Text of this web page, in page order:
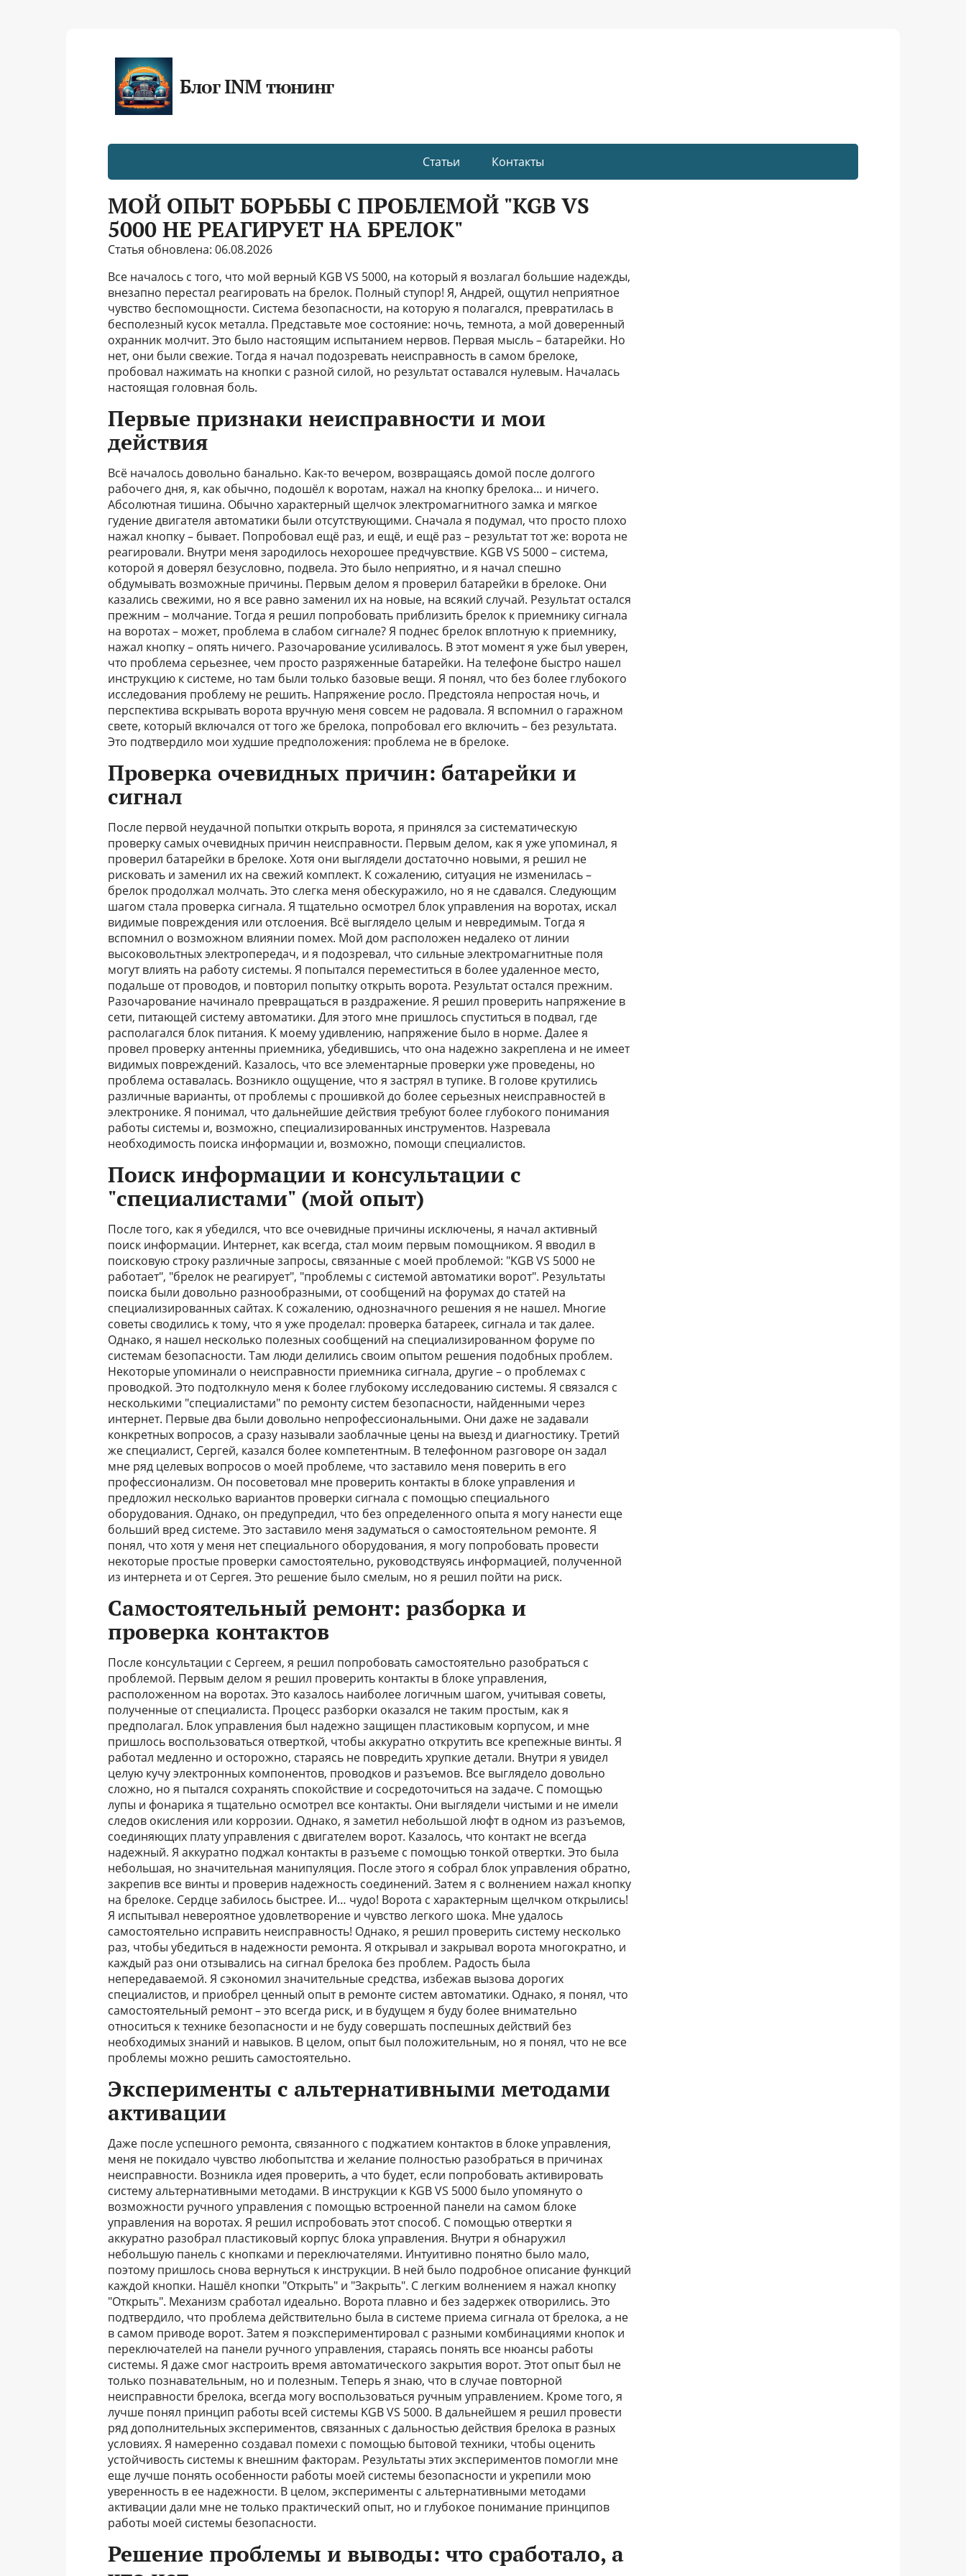
Блог INM тюнинг
Статьи Контакты
МОЙ ОПЫТ БОРЬБЫ С ПРОБЛЕМОЙ "KGB VS
5000 НЕ РЕАГИРУЕТ НА БРЕЛОК"
Статья обновлена: 06.08.2026
Все началось с того, что мой верный KGB VS 5000, на который я возлагал большие надежды,
внезапно перестал реагировать на брелок. Полный ступор! Я, Андрей, ощутил неприятное
чувство беспомощности. Система безопасности, на которую я полагался, превратилась в
бесполезный кусок металла. Представьте мое состояние: ночь, темнота, а мой доверенный
охранник молчит. Это было настоящим испытанием нервов. Первая мысль – батарейки. Но
нет, они были свежие. Тогда я начал подозревать неисправность в самом брелоке,
пробовал нажимать на кнопки с разной силой, но результат оставался нулевым. Началась
настоящая головная боль.
Первые признаки неисправности и мои
действия
Всё началось довольно банально. Как-то вечером, возвращаясь домой после долгого
рабочего дня, я, как обычно, подошёл к воротам, нажал на кнопку брелока… и ничего.
Абсолютная тишина. Обычно характерный щелчок электромагнитного замка и мягкое
гудение двигателя автоматики были отсутствующими. Сначала я подумал, что просто плохо
нажал кнопку – бывает. Попробовал ещё раз, и ещё, и ещё раз – результат тот же: ворота не
реагировали. Внутри меня зародилось нехорошее предчувствие. KGB VS 5000 – система,
которой я доверял безусловно, подвела. Это было неприятно, и я начал спешно
обдумывать возможные причины. Первым делом я проверил батарейки в брелоке. Они
казались свежими, но я все равно заменил их на новые, на всякий случай. Результат остался
прежним – молчание. Тогда я решил попробовать приблизить брелок к приемнику сигнала
на воротах – может, проблема в слабом сигнале? Я поднес брелок вплотную к приемнику,
нажал кнопку – опять ничего. Разочарование усиливалось. В этот момент я уже был уверен,
что проблема серьезнее, чем просто разряженные батарейки. На телефоне быстро нашел
инструкцию к системе, но там были только базовые вещи. Я понял, что без более глубокого
исследования проблему не решить. Напряжение росло. Предстояла непростая ночь, и
перспектива вскрывать ворота вручную меня совсем не радовала. Я вспомнил о гаражном
свете, который включался от того же брелока, попробовал его включить – без результата.
Это подтвердило мои худшие предположения: проблема не в брелоке.
Проверка очевидных причин: батарейки и
сигнал
После первой неудачной попытки открыть ворота, я принялся за систематическую
проверку самых очевидных причин неисправности. Первым делом, как я уже упоминал, я
проверил батарейки в брелоке. Хотя они выглядели достаточно новыми, я решил не
рисковать и заменил их на свежий комплект. К сожалению, ситуация не изменилась –
брелок продолжал молчать. Это слегка меня обескуражило, но я не сдавался. Следующим
шагом стала проверка сигнала. Я тщательно осмотрел блок управления на воротах, искал
видимые повреждения или отслоения. Всё выглядело целым и невредимым. Тогда я
вспомнил о возможном влиянии помех. Мой дом расположен недалеко от линии
высоковольтных электропередач, и я подозревал, что сильные электромагнитные поля
могут влиять на работу системы. Я попытался переместиться в более удаленное место,
подальше от проводов, и повторил попытку открыть ворота. Результат остался прежним.
Разочарование начинало превращаться в раздражение. Я решил проверить напряжение в
сети, питающей систему автоматики. Для этого мне пришлось спуститься в подвал, где
располагался блок питания. К моему удивлению, напряжение было в норме. Далее я
провел проверку антенны приемника, убедившись, что она надежно закреплена и не имеет
видимых повреждений. Казалось, что все элементарные проверки уже проведены, но
проблема оставалась. Возникло ощущение, что я застрял в тупике. В голове крутились
различные варианты, от проблемы с прошивкой до более серьезных неисправностей в
электронике. Я понимал, что дальнейшие действия требуют более глубокого понимания
работы системы и, возможно, специализированных инструментов. Назревала
необходимость поиска информации и, возможно, помощи специалистов.
Поиск информации и консультации с
"специалистами" (мой опыт)
После того, как я убедился, что все очевидные причины исключены, я начал активный
поиск информации. Интернет, как всегда, стал моим первым помощником. Я вводил в
поисковую строку различные запросы, связанные с моей проблемой: "KGB VS 5000 не
работает", "брелок не реагирует", "проблемы с системой автоматики ворот". Результаты
поиска были довольно разнообразными, от сообщений на форумах до статей на
специализированных сайтах. К сожалению, однозначного решения я не нашел. Многие
советы сводились к тому, что я уже проделал: проверка батареек, сигнала и так далее.
Однако, я нашел несколько полезных сообщений на специализированном форуме по
системам безопасности. Там люди делились своим опытом решения подобных проблем.
Некоторые упоминали о неисправности приемника сигнала, другие – о проблемах с
проводкой. Это подтолкнуло меня к более глубокому исследованию системы. Я связался с
несколькими "специалистами" по ремонту систем безопасности, найденными через
интернет. Первые два были довольно непрофессиональными. Они даже не задавали
конкретных вопросов, а сразу называли заоблачные цены на выезд и диагностику. Третий
же специалист, Сергей, казался более компетентным. В телефонном разговоре он задал
мне ряд целевых вопросов о моей проблеме, что заставило меня поверить в его
профессионализм. Он посоветовал мне проверить контакты в блоке управления и
предложил несколько вариантов проверки сигнала с помощью специального
оборудования. Однако, он предупредил, что без определенного опыта я могу нанести еще
больший вред системе. Это заставило меня задуматься о самостоятельном ремонте. Я
понял, что хотя у меня нет специального оборудования, я могу попробовать провести
некоторые простые проверки самостоятельно, руководствуясь информацией, полученной
из интернета и от Сергея. Это решение было смелым, но я решил пойти на риск.
Самостоятельный ремонт: разборка и
проверка контактов
После консультации с Сергеем, я решил попробовать самостоятельно разобраться с
проблемой. Первым делом я решил проверить контакты в блоке управления,
расположенном на воротах. Это казалось наиболее логичным шагом, учитывая советы,
полученные от специалиста. Процесс разборки оказался не таким простым, как я
предполагал. Блок управления был надежно защищен пластиковым корпусом, и мне
пришлось воспользоваться отверткой, чтобы аккуратно открутить все крепежные винты. Я
работал медленно и осторожно, стараясь не повредить хрупкие детали. Внутри я увидел
целую кучу электронных компонентов, проводков и разъемов. Все выглядело довольно
сложно, но я пытался сохранять спокойствие и сосредоточиться на задаче. С помощью
лупы и фонарика я тщательно осмотрел все контакты. Они выглядели чистыми и не имели
следов окисления или коррозии. Однако, я заметил небольшой люфт в одном из разъемов,
соединяющих плату управления с двигателем ворот. Казалось, что контакт не всегда
надежный. Я аккуратно поджал контакты в разъеме с помощью тонкой отвертки. Это была
небольшая, но значительная манипуляция. После этого я собрал блок управления обратно,
закрепив все винты и проверив надежность соединений. Затем я с волнением нажал кнопку
на брелоке. Сердце забилось быстрее. И… чудо! Ворота с характерным щелчком открылись!
Я испытывал невероятное удовлетворение и чувство легкого шока. Мне удалось
самостоятельно исправить неисправность! Однако, я решил проверить систему несколько
раз, чтобы убедиться в надежности ремонта. Я открывал и закрывал ворота многократно, и
каждый раз они отзывались на сигнал брелока без проблем. Радость была
непередаваемой. Я сэкономил значительные средства, избежав вызова дорогих
специалистов, и приобрел ценный опыт в ремонте систем автоматики. Однако, я понял, что
самостоятельный ремонт – это всегда риск, и в будущем я буду более внимательно
относиться к технике безопасности и не буду совершать поспешных действий без
необходимых знаний и навыков. В целом, опыт был положительным, но я понял, что не все
проблемы можно решить самостоятельно.
Эксперименты с альтернативными методами
активации
Даже после успешного ремонта, связанного с поджатием контактов в блоке управления,
меня не покидало чувство любопытства и желание полностью разобраться в причинах
неисправности. Возникла идея проверить, а что будет, если попробовать активировать
систему альтернативными методами. В инструкции к KGB VS 5000 было упомянуто о
возможности ручного управления с помощью встроенной панели на самом блоке
управления на воротах. Я решил испробовать этот способ. С помощью отвертки я
аккуратно разобрал пластиковый корпус блока управления. Внутри я обнаружил
небольшую панель с кнопками и переключателями. Интуитивно понятно было мало,
поэтому пришлось снова вернуться к инструкции. В ней было подробное описание функций
каждой кнопки. Нашёл кнопки "Открыть" и "Закрыть". С легким волнением я нажал кнопку
"Открыть". Механизм сработал идеально. Ворота плавно и без задержек отворились. Это
подтвердило, что проблема действительно была в системе приема сигнала от брелока, а не
в самом приводе ворот. Затем я поэкспериментировал с разными комбинациями кнопок и
переключателей на панели ручного управления, стараясь понять все нюансы работы
системы. Я даже смог настроить время автоматического закрытия ворот. Этот опыт был не
только познавательным, но и полезным. Теперь я знаю, что в случае повторной
неисправности брелока, всегда могу воспользоваться ручным управлением. Кроме того, я
лучше понял принцип работы всей системы KGB VS 5000. В дальнейшем я решил провести
ряд дополнительных экспериментов, связанных с дальностью действия брелока в разных
условиях. Я намеренно создавал помехи с помощью бытовой техники, чтобы оценить
устойчивость системы к внешним факторам. Результаты этих экспериментов помогли мне
еще лучше понять особенности работы моей системы безопасности и укрепили мою
уверенность в ее надежности. В целом, эксперименты с альтернативными методами
активации дали мне не только практический опыт, но и глубокое понимание принципов
работы моей системы безопасности.
Решение проблемы и выводы: что сработало, а